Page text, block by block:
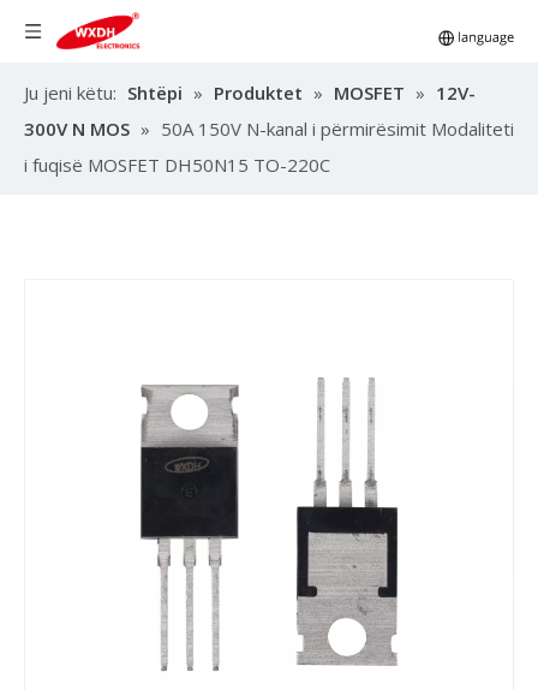
Ju jeni këtu: Shtëpi » Produktet » MOSFET » 12V-
300V N MOS » 50A 150V N-kanal i përmirësimit Modaliteti
i fuqisë MOSFET DH50N15 TO-220C